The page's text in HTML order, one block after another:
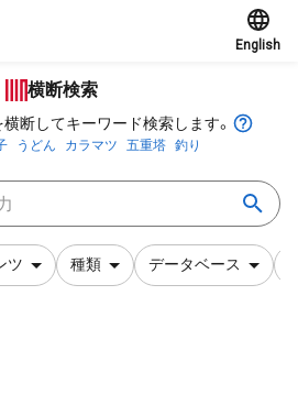
English
横断検索
断してキーワード検索します。
うどん カラマツ 五重塔 釣り
ツ 種類 データベース